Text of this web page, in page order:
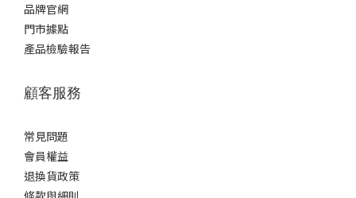
品牌官網
門市據點
產品檢驗報告
顧客服務
常見問題
會員權益
退換貨政策